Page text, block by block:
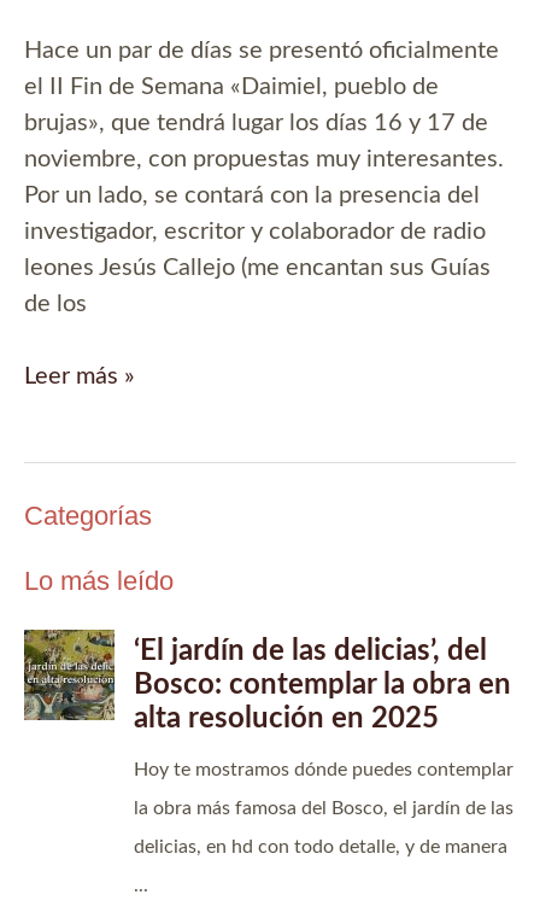
Hace un par de días se presentó oficialmente
el II Fin de Semana «Daimiel, pueblo de
brujas», que tendrá lugar los días 16 y 17 de
noviembre, con propuestas muy interesantes.
Por un lado, se contará con la presencia del
investigador, escritor y colaborador de radio
leones Jesús Callejo (me encantan sus Guías
de los
II
Daimiel,
de
brujas
Leer más »
Categorías
Lo más leído